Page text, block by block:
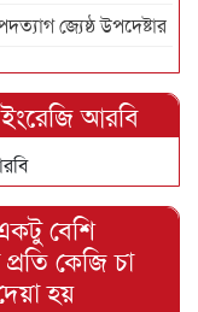
জ্যেষ্ঠ উপদেষ্টার
আরবি
বেশি
কেজি চা
হয়